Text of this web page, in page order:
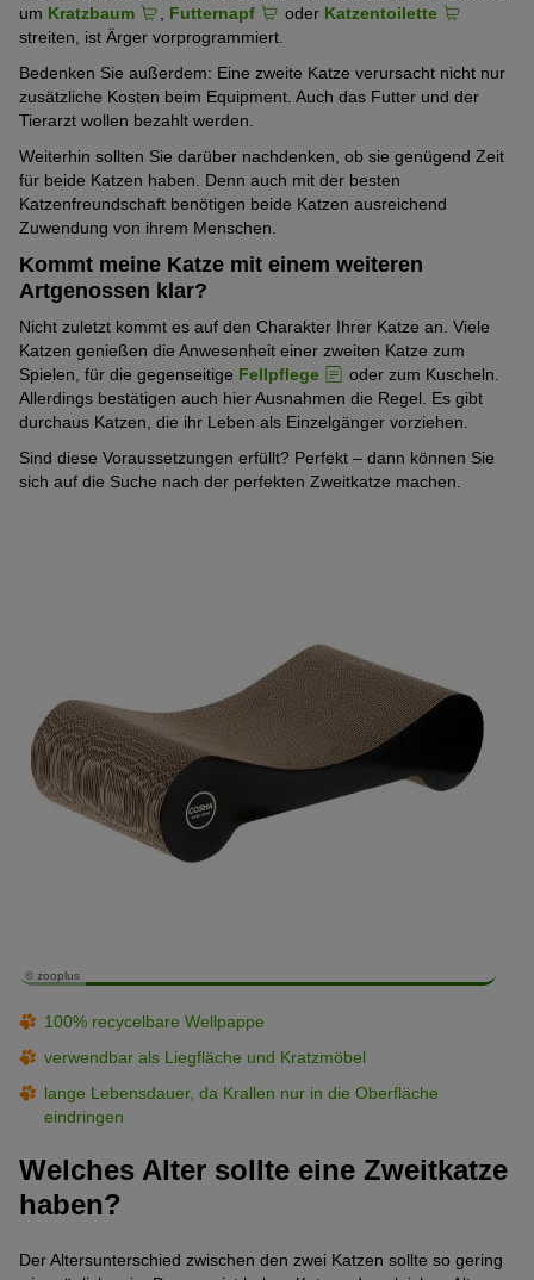
um Kratzbaum Futternapf oder Katzentoilette
streiten, ist Ärger vorprogrammiert.
Bedenken Sie außerdem: Eine zweite Katze verursacht nicht nur
zusätzliche Kosten beim Equipment. Auch das Futter und der
Tierarzt wollen bezahlt werden.
Weiterhin sollten Sie darüber nachdenken, ob sie genügend Zeit
für beide Katzen haben. Denn auch mit der besten
Katzenfreundschaft benötigen beide Katzen ausreichend
Zuwendung von ihrem Menschen.
Kommt meine Katze mit einem weiteren
Artgenossen klar?
Nicht zuletzt kommt es auf den Charakter Ihrer Katze an. Viele
Katzen genießen die Anwesenheit einer zweiten Katze zum
Spielen, für die gegenseitige Fellpflege
oder zum Kuscheln.
Allerdings bestätigen auch hier Ausnahmen die Regel. Es gibt
durchaus Katzen, die ihr Leben als Einzelgänger vorziehen.
Sind diese Voraussetzungen erfüllt? Perfekt – dann können Sie
sich auf die Suche nach der perfekten Zweitkatze machen.
© zooplus
100% recycelbare Wellpappe
verwendbar als Liegfläche und Kratzmöbel
lange Lebensdauer, da Krallen nur in die Oberfläche
eindringen
Welches Alter sollte eine Zweitkatze
haben?
Der Altersunterschied zwischen den zwei Katzen sollte so gering